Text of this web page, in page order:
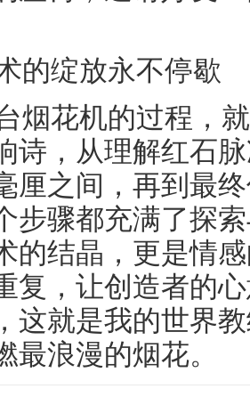
的绽放永不停歇
烟花机的过程，
诗，从理解红石
厘之间，再到最
步骤都充满了探
的结晶，更是情
复，让创造者的
这就是我的世界
最浪漫的烟花。